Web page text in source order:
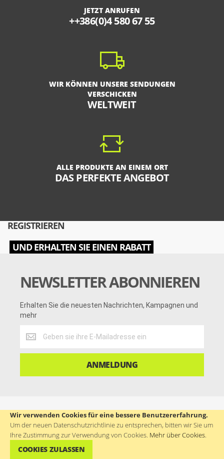
Wir verwenden Cookies für eine bessere Benutzererfahrung.
Um der neuen Datenschutzrichtlinie zu entsprechen, bitten wir Sie um
Ihre Zustimmung zur Verwendung von Cookies. Mehr über Cookies.
COOKIES ZULASSEN
JETZT ANRUFEN
++386(0)4 580 67 55
WIR KÖNNEN UNSERE SENDUNGEN
VERSCHICKEN
WELTWEIT
ALLE PRODUKTE AN EINEM ORT
DAS PERFEKTE ANGEBOT
REGISTRIEREN
UND ERHALTEN SIE EINEN RABATT
NEWSLETTER ABONNIEREN
Erhalten Sie die neuesten Nachrichten, Kampagnen und
mehr
Sie
ANMELDUNG
VERBINDE DICH MIT UNS
f
a
f
a
i
n
t
w